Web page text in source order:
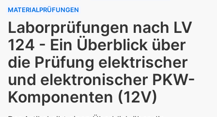
MATERIALPRÜFUNGEN
Laborprüfungen nach LV
124 - Ein Überblick über
die Prüfung elektrischer
und elektronischer PKW-
Komponenten (12V)